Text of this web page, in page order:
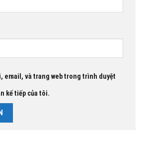
email, và trang web trong trình duyệt
kế tiếp của tôi.